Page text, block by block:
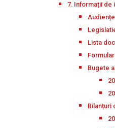
7. Informații de
Audiențe
Lista
Bugete
Bilanțuri